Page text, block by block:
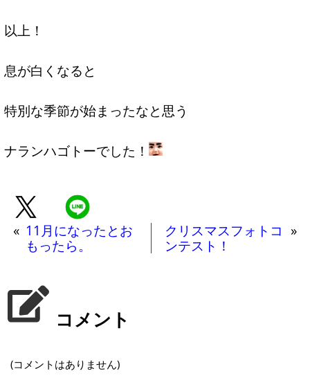
以上！
息が白くなると
特別な季節が始まったなと思う
ナランハゴトーでした！
« 11月になったとお
もったら。
クリスマスフォトコ
ンテスト！
»
コメント
(コメントはありません)